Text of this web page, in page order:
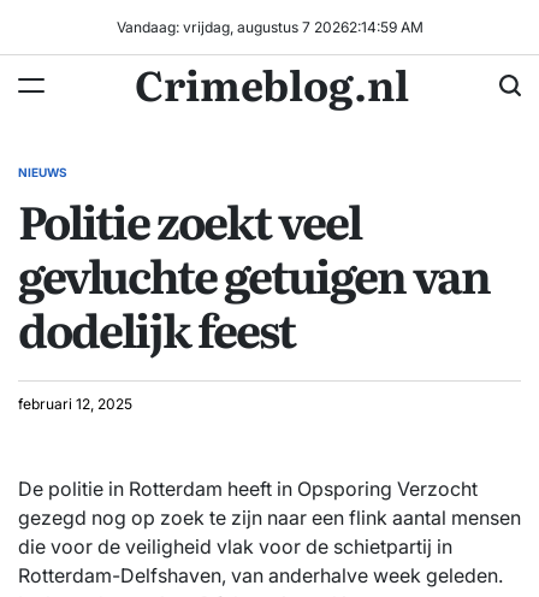
inhoud
Vandaag: vrijdag, augustus 7 20262:15:00 AM
Crimeblog.nl
GEPLAATST
NIEUWS
Politie zoekt veel
gevluchte getuigen van
dodelijk feest
februari 12, 2025
De politie in Rotterdam heeft in Opsporing Verzocht
gezegd nog op zoek te zijn naar een flink aantal mensen
die voor de veiligheid vlak voor de schietpartij in
Rotterdam-Delfshaven, van anderhalve week geleden.